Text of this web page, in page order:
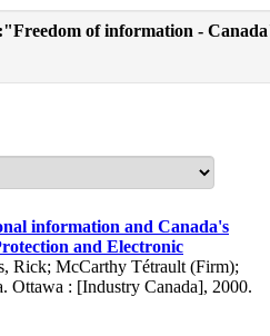
of information -
information and Canada's
and Electronic
Rick; McCarthy Tétrault (Firm);
Ottawa : [Industry Canada], 2000.